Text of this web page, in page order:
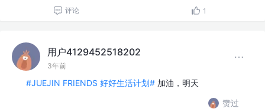
评论 1
用户4129452518202
3年前
#JUEJIN FRIENDS 好好生活计划# 加油，明天
赞过